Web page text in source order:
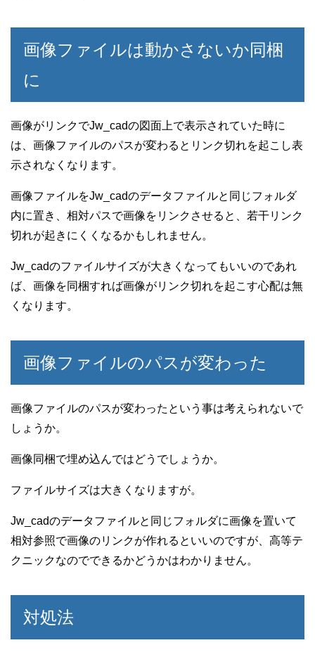
画像ファイルは動かさないか同梱
に
画像がリンクでJw_cadの図面上で表示されていた時に
は、画像ファイルのパスが変わるとリンク切れを起こし表
示されなくなります。
画像ファイルをJw_cadのデータファイルと同じフォルダ
内に置き、相対パスで画像をリンクさせると、若干リンク
切れが起きにくくなるかもしれません。
Jw_cadのファイルサイズが大きくなってもいいのであれ
ば、画像を同梱すれば画像がリンク切れを起こす心配は無
くなります。
画像ファイルのパスが変わった
画像ファイルのパスが変わったという事は考えられないで
しょうか。
画像同梱で埋め込んではどうでしょうか。
ファイルサイズは大きくなりますが。
Jw_cadのデータファイルと同じフォルダに画像を置いて
相対参照で画像のリンクが作れるといいのですが、高等テ
クニックなのでできるかどうかはわかりません。
対処法